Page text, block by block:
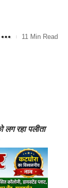
11 Min Read
लग रहा पलीता